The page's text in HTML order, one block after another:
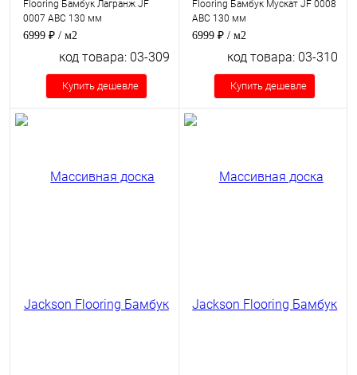
Flooring Бамбук Лагранж JF
0007 ABC 130 мм
6999 ₽ / м2
код товара: 03-309
Купить дешевле
Flooring Бамбук Мускат JF 0008
ABC 130 мм
6999 ₽ / м2
код товара: 03-310
Купить дешевле